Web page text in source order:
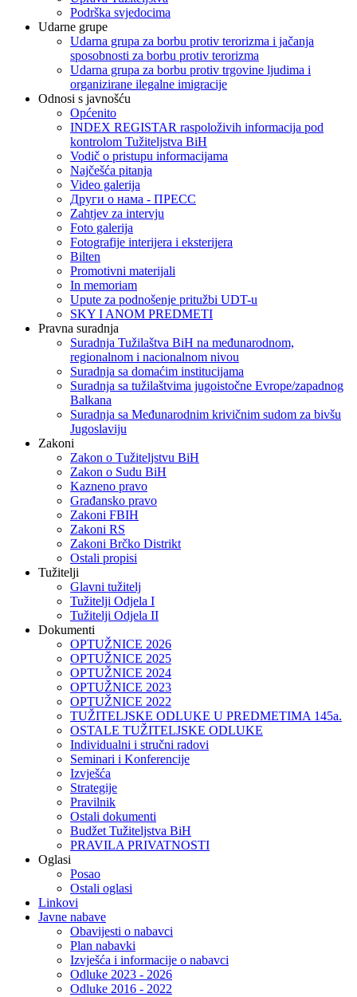
Podrška svjedocima
Udarne grupe
Udarna grupa za borbu protiv terorizma i jačanja
sposobnosti za borbu protiv terorizma
Udarna grupa za borbu protiv trgovine ljudima i
organizirane ilegalne imigracije
Odnosi s javnošću
Općenito
INDEX REGISTAR raspoloživih informacija pod
kontrolom Tužiteljstva BiH
Vodič o pristupu informacijama
Najčešća pitanja
Video galerija
Други о нама - ПРЕСC
Zahtjev za intervju
Foto galerija
Fotografije interijera i eksterijera
Bilten
Promotivni materijali
In memoriam
Upute za podnošenje pritužbi UDT-u
SKY I ANOM PREDMETI
Pravna suradnja
Suradnja Tužilaštva BiH na međunarodnom,
regionalnom i nacionalnom nivou
Suradnja sa domaćim institucijama
Suradnja sa tužilaštvima jugoistočne Evrope/zapadnog
Balkana
Suradnja sa Međunarodnim krivičnim sudom za bivšu
Jugoslaviju
Zakoni
Zakon o Тužiteljstvu BiH
Zakon o Sudu BiH
Kazneno pravo
Građansko pravo
Zakoni FBIH
Zakoni RS
Zakoni Brčko Distrikt
Ostali propisi
Tužitelji
Glavni tužitelj
Tužitelji Odjela I
Tužitelji Odjela II
Dokumenti
OPTUŽNICE 2026
OPTUŽNICE 2025
OPTUŽNICE 2024
OPTUŽNICE 2023
OPTUŽNICE 2022
TUŽITELJSKE ODLUKE U PREDMETIMA 145a.
OSTALE TUŽITELJSKE ODLUKE
Individualni i stručni radovi
Seminari i Konferencije
Izvješća
Strategije
Pravilnik
Ostali dokumenti
Budžet Tužiteljstva BiH
PRAVILA PRIVATNOSTI
Oglasi
Posao
Ostali oglasi
Linkovi
Javne nabave
Obavijesti o nabavci
Plan nabavki
Izvješća i informacije o nabavci
Odluke 2023 - 2026
Odluke 2016 - 2022